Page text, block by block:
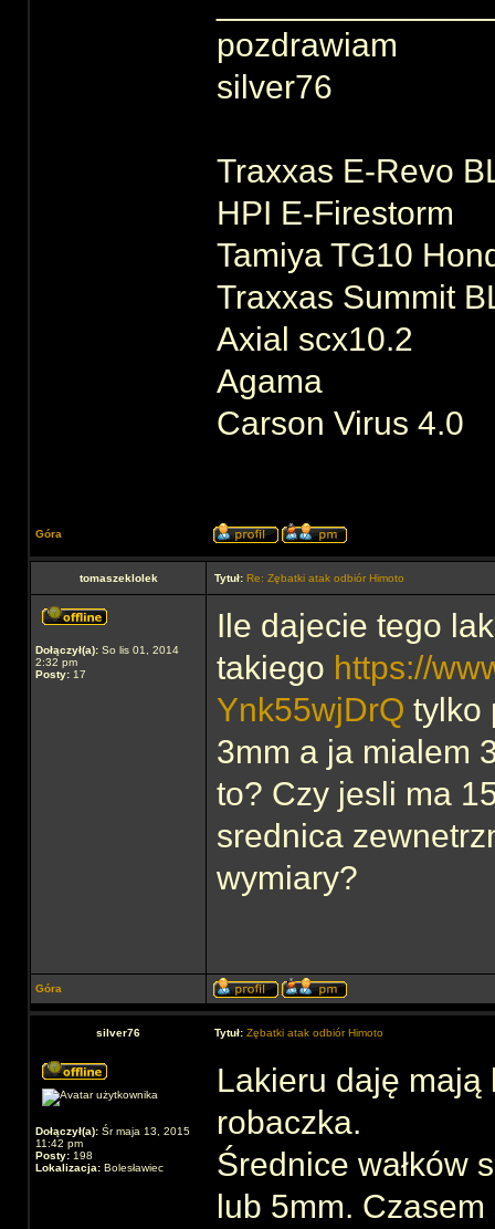
pozdrawiam
silver76
Traxxas E-Revo
HPI E-Firestorm
Tamiya TG10
Traxxas Summit
Axial scx10.2
Agama
Carson Virus 4.0
Góra
tomaszeklolek Tytuł: Re: Zębatki atak odbiór Himoto
Dołączył(a): So lis 01, 2014
2:32 pm
Posty: 17
Ile dajecie tego
takiego https://
Ynk55wjDrQ tylko
3mm a ja mialem
to? Czy jesli ma
srednica
wymiary?
Góra
silver76 Tytuł: Zębatki atak odbiór Himoto
Dołączył(a): Śr maja 13, 2015
11:42 pm
Posty: 198
Lokalizacja: Bolesławiec
Lakieru daję mają
robaczka.
Średnice wałków
lub 5mm.